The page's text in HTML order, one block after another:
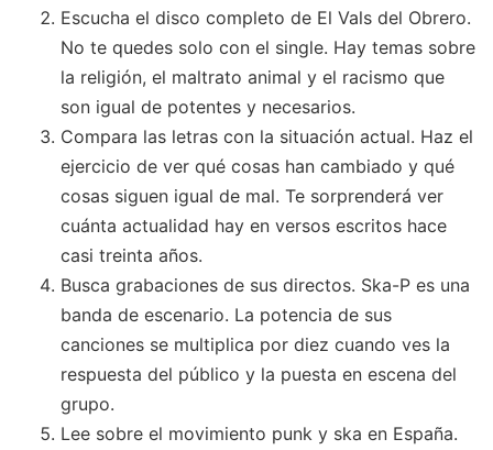
Escucha el disco completo de El Vals del Obrero.
No te quedes solo con el single. Hay temas sobre
la religión, el maltrato animal y el racismo que
son igual de potentes y necesarios.
Compara las letras con la situación actual. Haz el
ejercicio de ver qué cosas han cambiado y qué
cosas siguen igual de mal. Te sorprenderá ver
cuánta actualidad hay en versos escritos hace
casi treinta años.
Busca grabaciones de sus directos. Ska-P es una
banda de escenario. La potencia de sus
canciones se multiplica por diez cuando ves la
respuesta del público y la puesta en escena del
grupo.
Lee sobre el movimiento punk y ska en España.